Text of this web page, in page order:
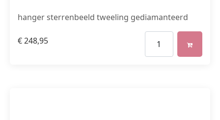
hanger sterrenbeeld tweeling gediamanteerd
€248,95